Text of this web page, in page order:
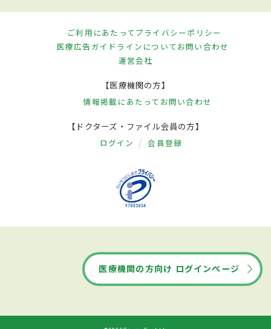
ご利用にあたってプライバシーポリシー
医療広告ガイドラインについてお問い合わせ
運営会社
【医療機関の方】
情報掲載にあたって お問い合わせ
【ドクターズ・ファイル会員の方】
ログイン 会員登録
医療機関の方向け ログインページ